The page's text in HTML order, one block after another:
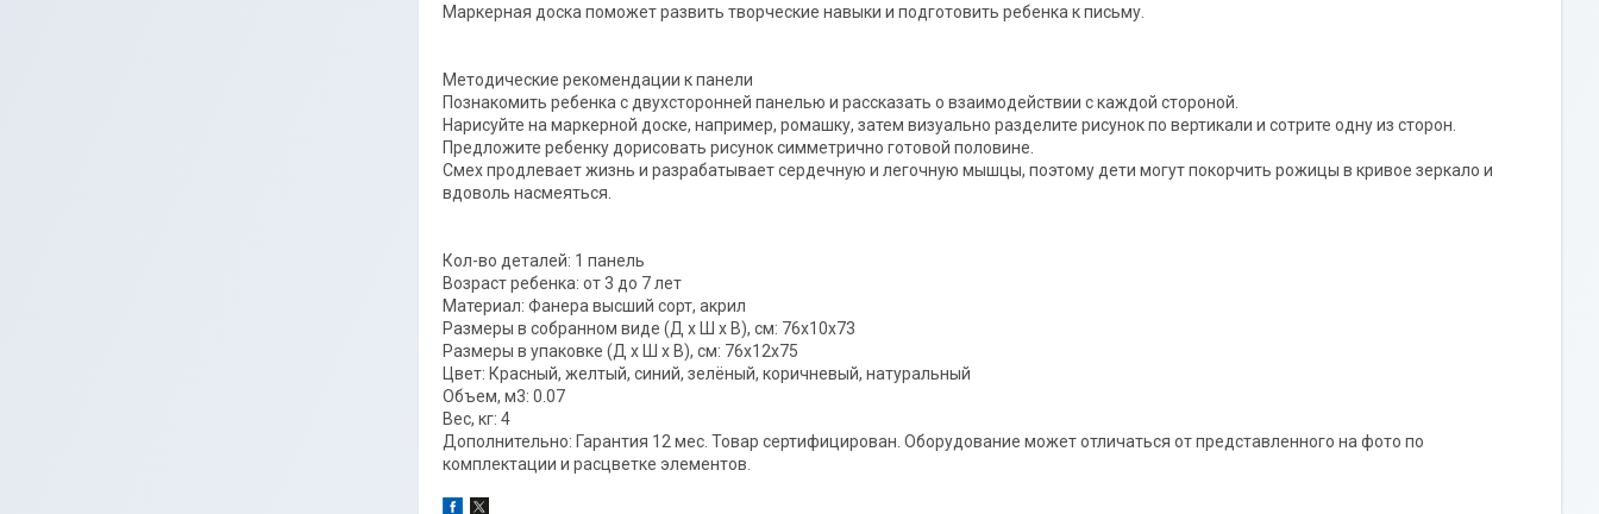
Маркерная доска поможет развить творческие навыки и подготовить ребенка к письму.
Методические рекомендации к панели
Познакомить ребенка с двухсторонней панелью и рассказать о взаимодействии с каждой стороной.
Нарисуйте на маркерной доске, например, ромашку, затем визуально разделите рисунок по вертикали и сотрите одну из сторон.
Предложите ребенку дорисовать рисунок симметрично готовой половине.
Смех продлевает жизнь и разрабатывает сердечную и легочную мышцы, поэтому дети могут покорчить рожицы в кривое зеркало и
вдоволь насмеяться.
Кол-во деталей: 1 панель
Возраст ребенка: от 3 до 7 лет
Материал: Фанера высший сорт, акрил
Размеры в собранном виде (Д х Ш х В), см: 76х10х73
Размеры в упаковке (Д х Ш х В), см: 76х12х75
Цвет: Красный, желтый, синий, зелёный, коричневый, натуральный
Объем, м3: 0.07
Вес, кг: 4
Дополнительно: Гарантия 12 мес. Товар сертифицирован. Оборудование может отличаться от представленного на фото по
комплектации и расцветке элементов.